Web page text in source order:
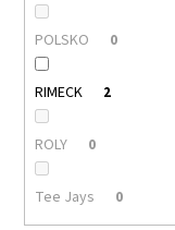
POLSKO 0
RIMECK 2
ROLY 0
Tee Jays 0